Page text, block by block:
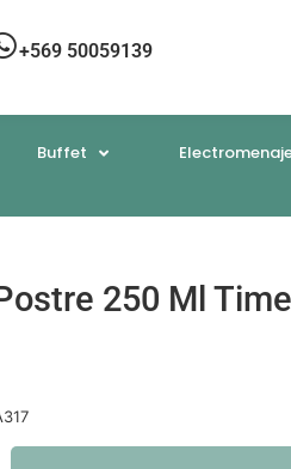
+569 50059139
Buffet
250 Ml